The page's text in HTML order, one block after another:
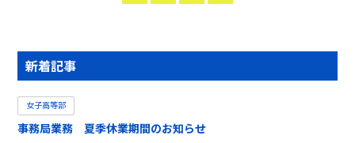
新着記事
女子高等部
事務局業務 夏季休業期間のお知らせ